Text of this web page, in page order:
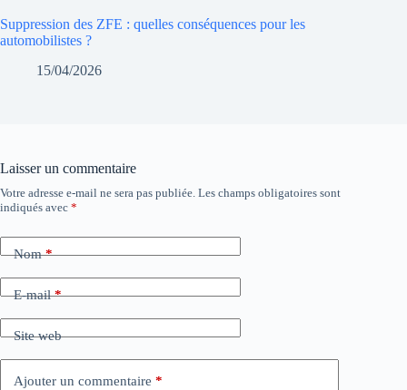
Suppression des ZFE : quelles conséquences pour les
automobilistes ?
15/04/2026
Laisser un commentaire
Votre adresse e-mail ne sera pas publiée. Les champs obligatoires sont
indiqués avec *
Nom*
E-mail*
Site web
Ajouter un commentaire *